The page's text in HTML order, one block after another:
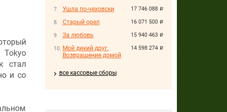
17 746 088 руб.
Ушла по-чеховски
16 071 500 руб.
Старый орел
15 940 463 руб.
За любовь
14 598 274 руб.
Мой дикий друг.
Возвращение домой
все кассовые сборы
Tokyo
стал
и со